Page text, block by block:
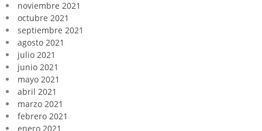
noviembre 2021
octubre 2021
septiembre 2021
agosto 2021
julio 2021
junio 2021
mayo 2021
abril 2021
marzo 2021
febrero 2021
enero 2021